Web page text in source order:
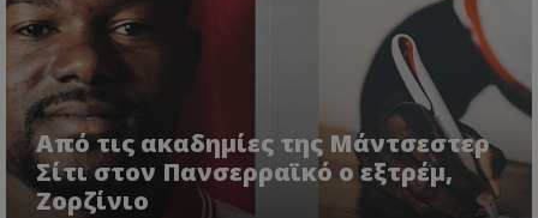
Από τις ακαδημίες της Μάντσεστερ
Σίτι στον Πανσερραϊκό ο εξτρέμ,
Ζορζίνιο